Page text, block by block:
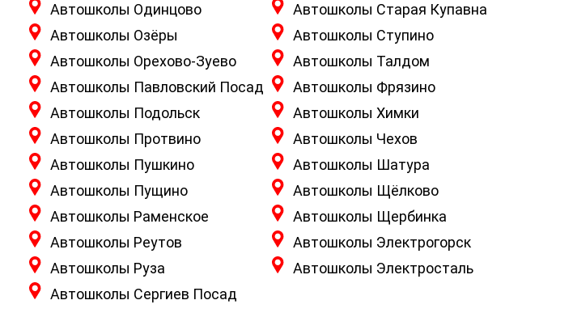
Автошколы Одинцово
Автошколы Озёры
Автошколы Орехово-Зуево
Автошколы Павловский Посад
Автошколы Подольск
Автошколы Протвино
Автошколы Пушкино
Автошколы Пущино
Автошколы Раменское
Автошколы Реутов
Автошколы Руза
Автошколы Сергиев Посад
Автошколы Старая Купавна
Автошколы Ступино
Автошколы Талдом
Автошколы Фрязино
Автошколы Химки
Автошколы Чехов
Автошколы Шатура
Автошколы Щёлково
Автошколы Щербинка
Автошколы Электрогорск
Автошколы Электросталь